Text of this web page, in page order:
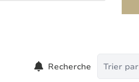
Recherche Trier par